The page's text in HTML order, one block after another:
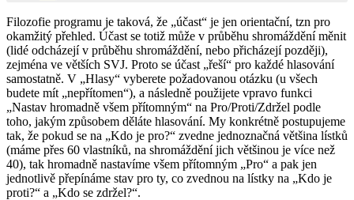
Filozofie programu je taková, že „účast“ je jen orientační, tzn pro
okamžitý přehled. Účast se totiž může v průběhu shromáždění měnit
(lidé odcházejí v průběhu shromáždění, nebo přicházejí později),
zejména ve větších SVJ. Proto se účast „řeší“ pro každé hlasování
samostatně. V „Hlasy“ vyberete požadovanou otázku (u všech
budete mít „nepřítomen“), a následně použijete vpravo funkci
„Nastav hromadně všem přítomným“ na Pro/Proti/Zdržel podle
toho, jakým způsobem děláte hlasování. My konkrétně postupujeme
tak, že pokud se na „Kdo je pro?“ zvedne jednoznačná většina lístků
(máme přes 60 vlastníků, na shromáždění jich většinou je více než
40), tak hromadně nastavíme všem přítomným „Pro“ a pak jen
jednotlivě přepínáme stav pro ty, co zvednou na lístky na „Kdo je
proti?“ a „Kdo se zdržel?“.